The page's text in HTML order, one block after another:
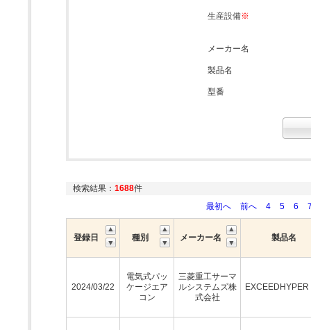
生産設備※
メーカー名
製品名
型番
検索結果： 1688件
最初へ
前へ 4 5 6
登録日 種別 メーカー名 製品名
2024/03/22
電気式パッ
ケージエア
コン
三菱重工サーマ
ルシステムズ株
式会社
EXCEEDHYPER